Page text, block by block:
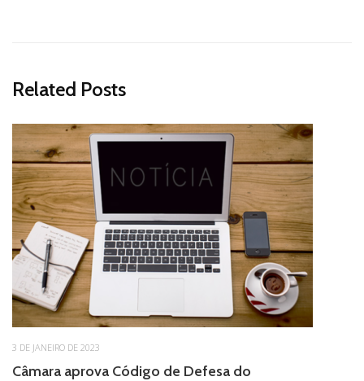
Related Posts
3 DE JANEIRO DE 2023
Câmara aprova Código de Defesa do